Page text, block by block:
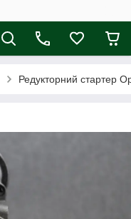
Редукторний стартер